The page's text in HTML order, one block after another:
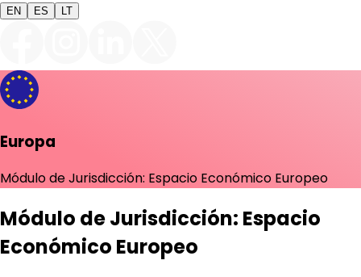
EN ES LT
Europa
Módulo de Jurisdicción: Espacio Económico Europeo
Módulo de Jurisdicción: Espacio
Económico Europeo